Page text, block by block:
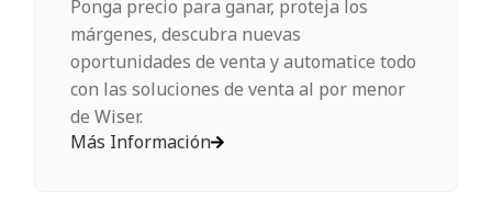
Ponga precio para ganar, proteja los
márgenes, descubra nuevas
oportunidades de venta y automatice todo
con las soluciones de venta al por menor
de Wiser.
Más Información